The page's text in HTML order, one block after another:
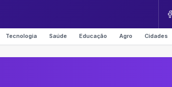
Tecnologia Saúde Educação Agro Cidades